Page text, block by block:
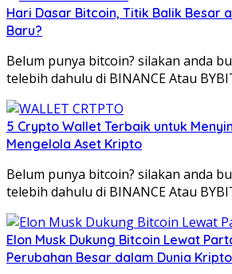
Hari Dasar Bitcoin, Titik Balik Besar
Baru?
Belum punya bitcoin? silakan anda
telebih dahulu di BINANCE Atau
5 Crypto Wallet Terbaik untuk
Mengelola Aset Kripto
Belum punya bitcoin? silakan anda
telebih dahulu di BINANCE Atau
Elon Musk Dukung Bitcoin Lewat
Perubahan Besar dalam Dunia Kripto